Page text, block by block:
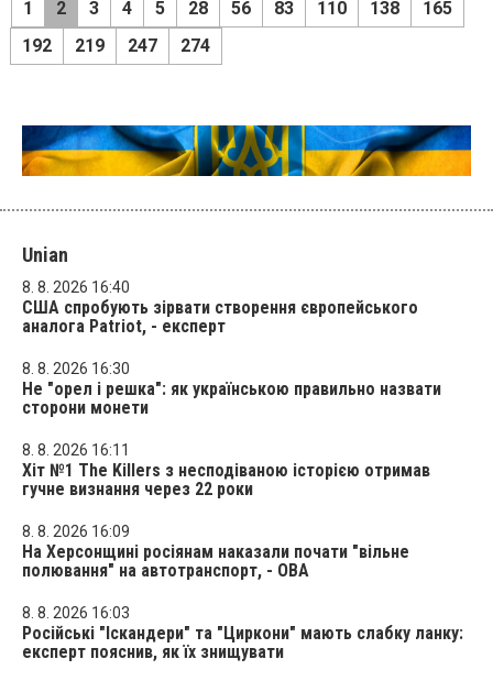
1 2 3 4 5 28 56 83 110 138
165
192
219 247 274
Unian
8. 8. 2026 16:40
США спробують зірвати створення європейського
аналога Patriot, - експерт
8. 8. 2026 16:30
Не "орел і решка": як українською правильно назвати
сторони монети
8. 8. 2026 16:11
Хіт №1 The Killers з несподіваною історією отримав
гучне визнання через 22 роки
8. 8. 2026 16:09
На Херсонщині росіянам наказали почати "вільне
полювання" на автотранспорт, - ОВА
8. 8. 2026 16:03
Російські "Іскандери" та "Циркони" мають слабку ланку:
експерт пояснив, як їх знищувати